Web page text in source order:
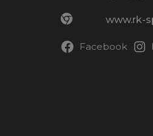
www.rk-
Facebook